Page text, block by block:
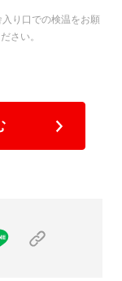
り口での検温をお願
さい。